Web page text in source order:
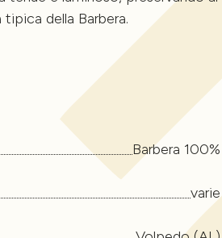
della Barbera.
Barbera 100%
varie